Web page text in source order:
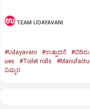
TEAM UDAYAVANI
#Udayavani #ಉತ್ಪಾದನೆ #ಬಿದಿರು
ues
#Toilet rolls
ವಿಷ್ಕಾರ